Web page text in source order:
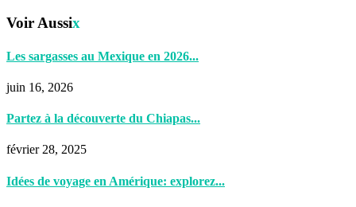
Voir Aussix
Les sargasses au Mexique en 2026...
juin 16, 2026
Partez à la découverte du Chiapas...
février 28, 2025
Idées de voyage en Amérique: explorez...